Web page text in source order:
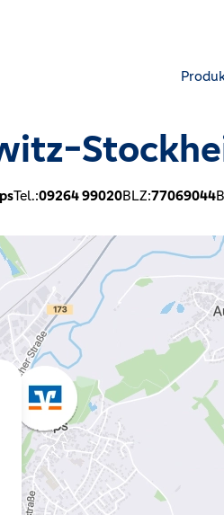
Tel.:09264 99020BLZ:77069044